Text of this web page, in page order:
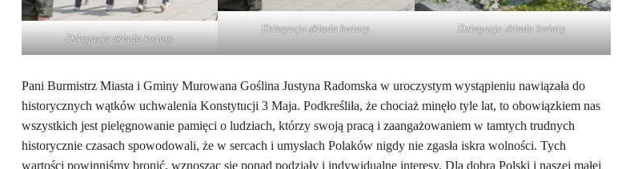
Delegacja składa kwiaty.
Delegacja składa kwiaty. Delegacja składa kwiaty.
Pani Burmistrz Miasta i Gminy Murowana Goślina Justyna Radomska w uroczystym wystąpieniu nawiązała do
historycznych wątków uchwalenia Konstytucji 3 Maja. Podkreśliła, że chociaż minęło tyle lat, to obowiązkiem nas
wszystkich jest pielęgnowanie pamięci o ludziach, którzy swoją pracą i zaangażowaniem w tamtych trudnych
historycznie czasach spowodowali, że w sercach i umysłach Polaków nigdy nie zgasła iskra wolności. Tych
wartości powinniśmy bronić, wznosząc się ponad podziały i indywidualne interesy. Dla dobra Polski i naszej małej